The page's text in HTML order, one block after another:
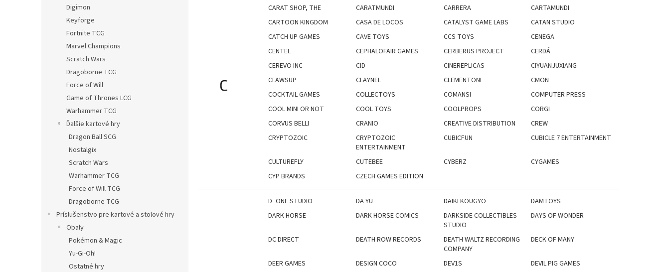
Digimon
Keyforge
Fortnite TCG
Marvel Champions
Scratch Wars
Dragoborne TCG
Force of Will
Game of Thrones LCG
Warhammer TCG
Ďalšie kartové hry
Dragon Ball SCG
Nostalgix
Scratch Wars
Warhammer TCG
Force of Will TCG
Dragoborne TCG
Príslušenstvo pre kartové a stolové hry
Obaly
Pokémon & Magic
Yu-Gi-Oh!
Ostatné hry
C
CARAT SHOP, THE
CARATMUNDI CARRERA
CARTAMUNDI
CARTOON KINGDOM
CASA DE LOCOS CATALYST GAME LABS
CATAN STUDIO
CATCH UP GAMES
CAVE TOYS CCS TOYS
CENEGA
CENTEL
CEPHALOFAIR GAMES CERBERUS PROJECT
CERDÁ
CEREVO INC
CID CINEREPLICAS
CIYUANJUXIANG
CLAWSUP
CLAYNEL CLEMENTONI
CMON
COCKTAIL GAMES
COLLECTOYS COMANSI
COMPUTER PRESS
COOL MINI OR NOT
COOL TOYS COOLPROPS
CORGI
CORVUS BELLI
CRANIO CREATIVE DISTRIBUTION
CREW
CRYPTOZOIC
CRYPTOZOIC
ENTERTAINMENT
CUBICFUN CUBICLE 7 ENTERTAINMENT
CULTUREFLY CUTEBEE CYBERZ
CYGAMES
CYP BRANDS
CZECH GAMES EDITION
D_ONE STUDIO DA YU DAIKI KOUGYO
DAMTOYS
DARK HORSE
DARK HORSE COMICS
DARKSIDE COLLECTIBLES
STUDIO
DAYS OF WONDER
DC DIRECT DEATH ROW RECORDS
DEATH WALTZ RECORDING
COMPANY
DECK OF MANY
DEER GAMES DESIGN COCO DEV1S
DEVIL PIG GAMES